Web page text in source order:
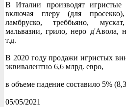
В Италии производят
включая глеру (для
ламбруско, треббьяно,
мальвазии, грило, неро д'Авола,
т.д.
В 2020 году продажи игристых
эквивалентно 6,6 млрд. евро,
в объеме падение составило 5%
05/05/2021